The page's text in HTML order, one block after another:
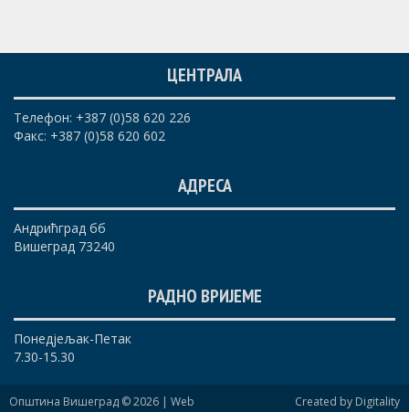
ЦЕНТРАЛА
Телефон: +387 (0)58 620 226
Факс: +387 (0)58 620 602
АДРЕСА
Андрићград бб
Вишеград 73240
РАДНО ВРИЈЕМЕ
Понедјељак-Петак
7.30-15.30
Општина Вишеград © 2026 | Web
Created by Digitality